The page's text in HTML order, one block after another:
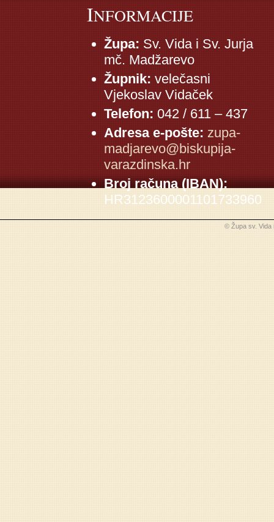
INFORMACIJE
Župa: Sv. Vida i Sv. Jurja
mč. Madžarevo
Župnik: velečasni
Vjekoslav Vidaček
Telefon: 042 / 611 – 437
Adresa e-pošte: zupa-
madjarevo@biskupija-
varazdinska.hr
Broj računa (IBAN):
HR3123600001101733960
© Župa sv. Vida